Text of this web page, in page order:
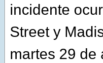
incidente
Street y
martes 29 de